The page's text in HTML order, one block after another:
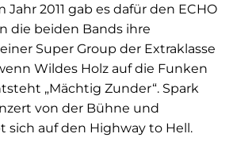
Jahr 2011 gab es dafür den ECHO
die beiden Bands ihre
Super Group der Extraklasse
Wildes Holz auf die Funken
„Mächtig Zunder“. Spark
von der Bühne und
sich auf den Highway to Hell.